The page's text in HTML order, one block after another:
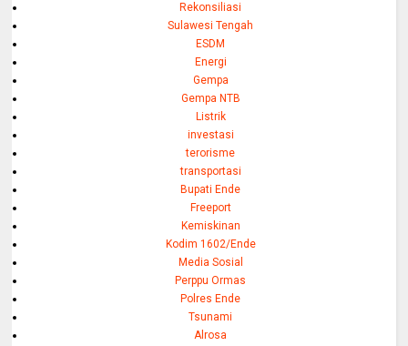
Rekonsiliasi
Sulawesi Tengah
ESDM
Energi
Gempa
Gempa NTB
Listrik
investasi
terorisme
transportasi
Bupati Ende
Freeport
Kemiskinan
Kodim 1602/Ende
Media Sosial
Perppu Ormas
Polres Ende
Tsunami
Alrosa